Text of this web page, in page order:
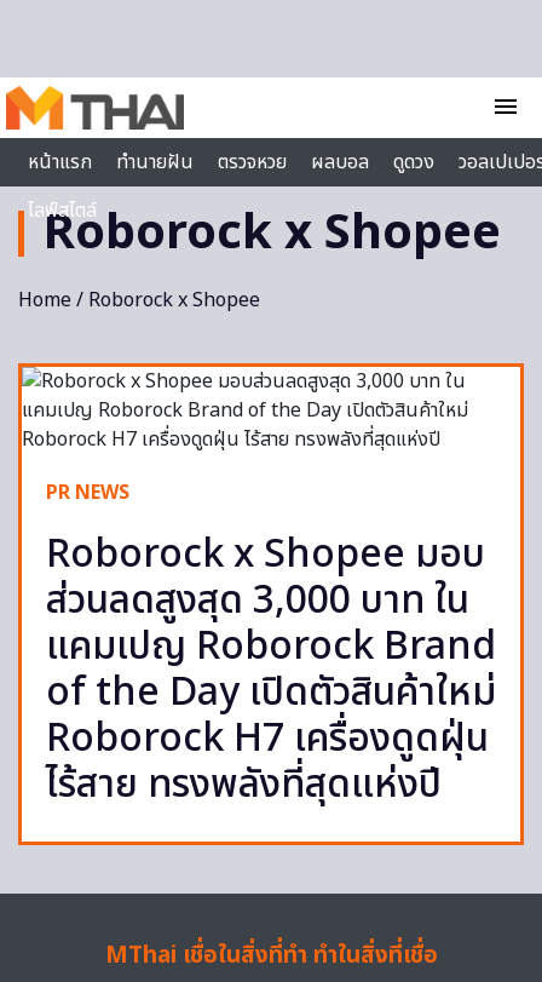
menu
หน้าแรก
ทำนายฝัน ตรวจหวย ผลบอล ดูดวง
วอลเปเป
ไลฟ์สไตล์
Roborock x Shopee
Home/ Roborock x Shopee
PR NEWS
Roborock x Shopee มอบ
ส่วนลดสูงสุด 3,000 บาท ใน
แคมเปญ Roborock Brand
of the​ Day เปิดตัวสินค้าใหม่
Roborock H7 เครื่องดูดฝุ่น
ไร้สาย ทรงพลังที่สุดแห่งปี
MThai เชื่อในสิ่งที่ทำ ทำในสิ่งที่เชื่อ